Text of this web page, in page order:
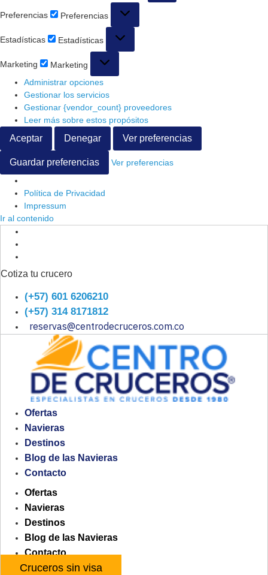
Preferencias Preferencias
Estadísticas Estadísticas
Marketing
Marketing
Administrar opciones
Gestionar los servicios
Gestionar {vendor_count} proveedores
Leer más sobre estos propósitos
Aceptar Denegar Ver preferencias
Guardar preferencias Ver preferencias
Política de Privacidad
Impressum
Ir al contenido
Cotiza tu crucero
(+57) 601 6206210
(+57) 314 8171812
reservas@centrodecruceros.com.co
Ofertas
Navieras
Destinos
Blog de las Navieras
Contacto
Ofertas
Navieras
Destinos
Blog de las Navieras
Contacto
Cruceros sin visa